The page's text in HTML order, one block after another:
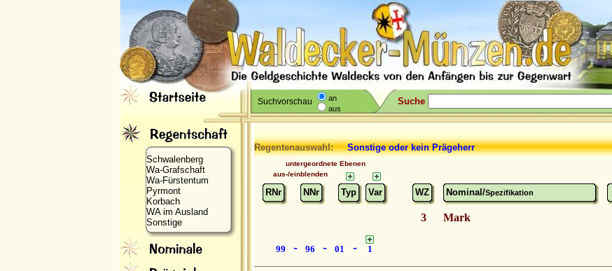
Suchvorschau
an
aus
Suche
Schwalenberg
Wa-Grafschaft
Wa-Fürstentum
Pyrmont
Korbach
WA im Ausland
Sonstige
Regentenauswahl: Sonstigeoderkein Prägeherr
untergeordnete Ebenen
aus-/einblenden
RNr NNr Typ Var WZ Nominal/Spezifikation
99 - 96 - 01 - 1
3 Mark